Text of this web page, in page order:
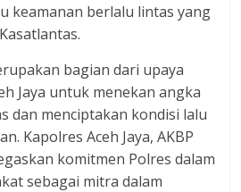
keamanan berlalu lintas yang
bagian dari upaya
Jaya untuk menekan angka
dan menciptakan kondisi lalu
Kapolres Aceh Jaya, AKBP
komitmen Polres dalam
sebagai mitra dalam